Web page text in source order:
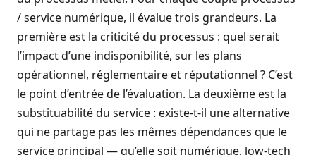
/ service numérique, il évalue trois grandeurs. La
première est la criticité du processus : quel serait
l’impact d’une indisponibilité, sur les plans
opérationnel, réglementaire et réputationnel ? C’est
le point d’entrée de l’évaluation. La deuxième est la
substituabilité du service : existe-t-il une alternative
qui ne partage pas les mêmes dépendances que le
service principal — qu’elle soit numérique, low-tech